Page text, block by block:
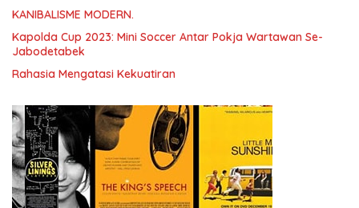
KANIBALISME MODERN.
Kapolda Cup 2023: Mini Soccer Antar Pokja Wartawan Se-
Jabodetabek
Rahasia Mengatasi Kekuatiran